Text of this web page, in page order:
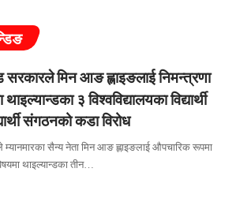
सरकारले मिन आङ ह्लाइङलाई निमन्त्रणा
३ विश्वविद्यालयका विद्यार्थी
संगठनको कडा विरोध
म्यानमारका सैन्य नेता मिन आङ ह्लाइङलाई औपचारिक रूपमा
थाइल्यान्डका तीन…